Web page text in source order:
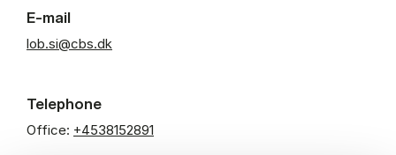
E-mail
lob.si@cbs.dk
Telephone
Office: +4538152891